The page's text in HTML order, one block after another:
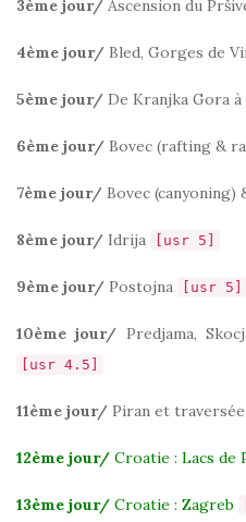
3ème jour/ Ascension du
4ème jour/ Bled, Gorges de
5ème jour/ De Kranjka Gora à
6ème jour/ Bovec (rafting &
7ème jour/ Bovec (canyoning)
8ème jour/ Idrija [usr 5]
9ème jour/ Postojna [usr 5]
10ème jour/ Predjama,
[usr 4.5]
11ème jour/ Piran et
12ème jour/ Croatie : Lacs de
13ème jour/ Croatie : Zagreb